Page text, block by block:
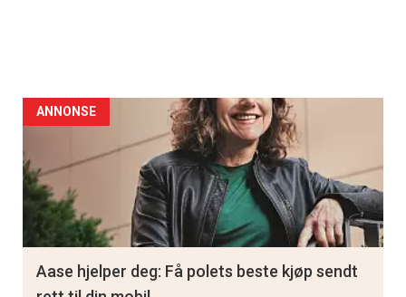
ANNONSE
Aase hjelper deg: Få polets beste kjøp sendt